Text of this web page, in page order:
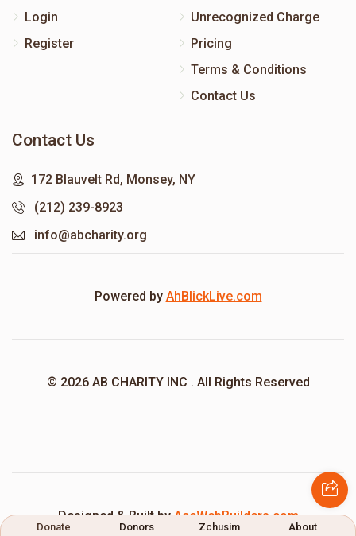
Login
Register
Unrecognized Charge
Pricing
Terms & Conditions
Contact Us
Contact Us
172 Blauvelt Rd, Monsey, NY
(212) 239-8923
info@abcharity.org
Powered by AhBlickLive.com
© 2026 AB CHARITY INC . All Rights Reserved
Designed & Built byAceWebBuilders.com
Donate Donors Zchusim About